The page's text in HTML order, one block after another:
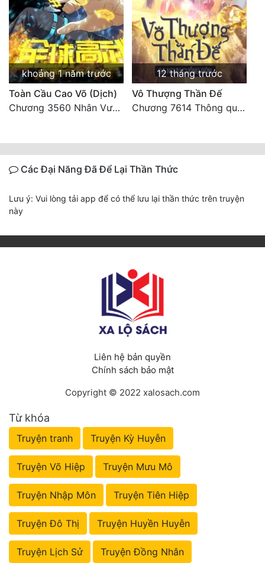
khoảng 1 năm trước
Toàn Cầu Cao Võ (Dịch)
Chương 3560 Nhân Vương trở về - END
12 tháng trước
Vô Thượng Thần Đế
Chương 7614 Thông quan ban thưởng, Ngục Hải Yên Thần Quang
Các Đại Năng Đã Để Lại Thần Thức
Lưu ý: Vui lòng tải app để có thể lưu lại thần thức trên truyện
này
Liên hệ bản quyền
Chính sách bảo mật
Copyright © 2022 xalosach.com
Từ khóa
Truyện tranh Truyện Kỳ Huyễn
Truyện Võ Hiệp Truyện Mưu Mô
Truyện Nhập Môn Truyện Tiên Hiệp
Truyện Đô Thị Truyện Huyền Huyễn
Truyện Lịch Sử Truyện Đồng Nhân